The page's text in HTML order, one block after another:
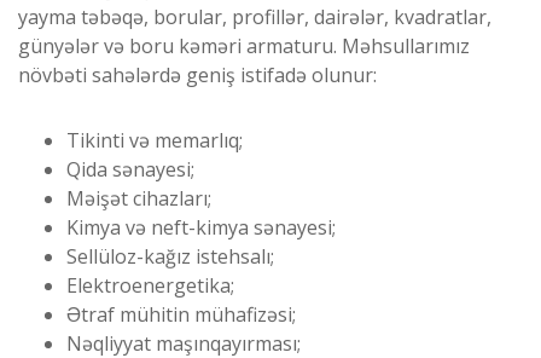
yayma təbəqə, borular, profillər, dairələr, kvadratlar,
günyələr və boru kəməri armaturu. Məhsullarımız
növbəti sahələrdə geniş istifadə olunur:
Tikinti və memarlıq;
Qida sənayesi;
Məişət cihazları;
Kimya və neft-kimya sənayesi;
Sellüloz-kağız istehsalı;
Elektroenergetika;
Ətraf mühitin mühafizəsi;
Nəqliyyat maşınqayırması;